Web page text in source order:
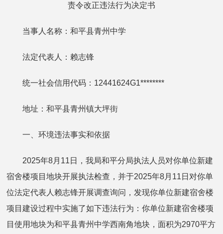
责令改正违法行为决定书
当事人名称：和平县青州中学
法定代表人：赖志锋
统一社会信用代码：12441624G1********
地址：和平县青州镇大坪街
一、环境违法事实和依据
2025年8月11日，我局和平分局执法人员对你单位新建
宿舍楼项目地块开展执法检查，并于2025年8月11日对你单
位法定代表人赖志锋开展调查询问，发现你单位新建宿舍楼
项目建设过程中实施了如下违法行为：你单位新建宿舍楼项
目使用地块为和平县青州中学西南角地块，面积为2970平方